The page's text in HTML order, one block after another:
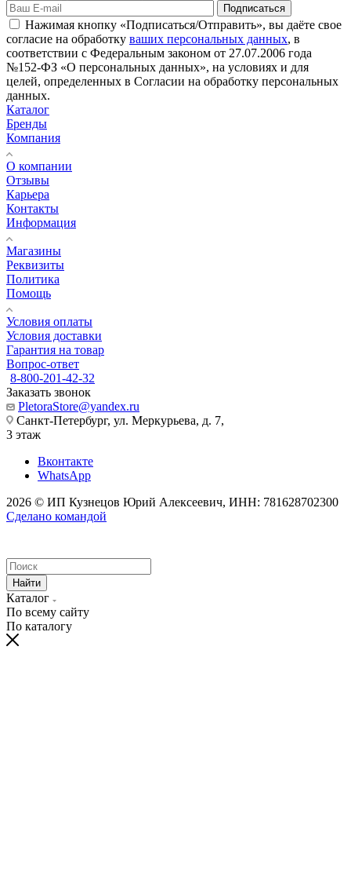
Подписаться
Нажимая кнопку «Подписаться/Отправить», вы даёте свое
согласие на обработку ваших персональных данных, в
соответствии с Федеральным законом от 27.07.2006 года
№152-ФЗ «О персональных данных», на условиях и для
целей, определенных в Согласии на обработку персональных
данных.
Каталог
Бренды
Компания
О компании
Отзывы
Карьера
Контакты
Информация
Магазины
Реквизиты
Политика
Помощь
Условия оплаты
Условия доставки
Гарантия на товар
Вопрос-ответ
8-800-201-42-32
Заказать звонок
PletoraStore@yandex.ru
Санкт-Петербург, ул. Меркурьева, д. 7,
3 этаж
Вконтакте
WhatsApp
2026 © ИП Кузнецов Юрий Алексеевич, ИНН: 781628702300
Сделано командой
Найти
Каталог
По всему сайту
По каталогу